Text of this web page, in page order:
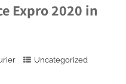
Expro 2020 in
Uncategorized